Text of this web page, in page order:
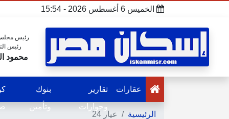
الخميس 6 أغسطس 2026 - 15:54
رئيس مجلس
رئيس
محمود
عقارات
تقارير
وحوارات
بنوك
وتأمين
الرئيسية عيار 24